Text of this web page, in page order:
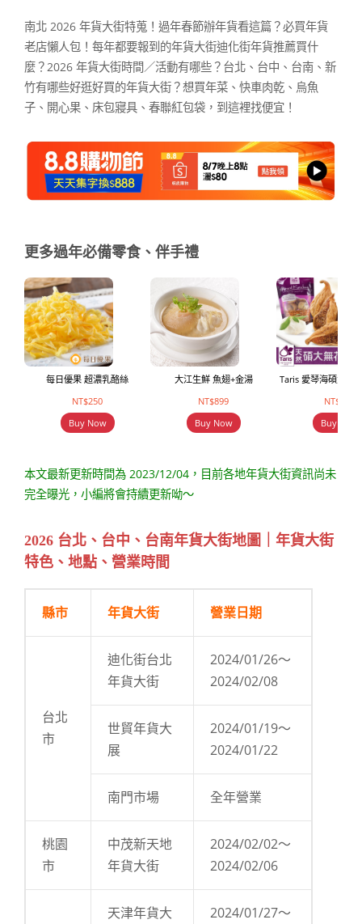
南北 2026 年貨大街特蒐！過年春節辦年貨看這篇？必買年貨
老店懶人包！每年都要報到的年貨大街迪化街年貨推薦買什
麼？2026 年貨大街時間／活動有哪些？台北、台中、台南、新
竹有哪些好逛好買的年貨大街？想買年菜、快車肉乾、烏魚
子、開心果、床包寢具、春聯紅包袋，到這裡找便宜！
更多過年必備零食、伴手禮
每日優果 超濃乳酪絲
NT$250
Buy Now
大江生鮮 魚翅+金湯
NT$899
Buy Now
Taris 愛琴海碩大天
NT$179
Buy Now
本文最新更新時間為 2023/12/04，目前各地年貨大街資訊尚未
完全曝光，小編將會持續更新呦～
2026 台北、台中、台南年貨大街地圖｜年貨大街
特色、地點、營業時間
縣市 年貨大街 營業日期
台北
市
迪化街台北
年貨大街
2024/01/26～
2024/02/08
世貿年貨大
展
2024/01/19～
2024/01/22
南門市場 全年營業
桃園
市
中茂新天地
年貨大街
2024/02/02～
2024/02/06
天津年貨大
2024/01/27～